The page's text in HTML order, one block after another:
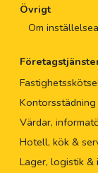
Övrigt
Om
Kontorsstädning
Värdar,
Hotell, kök &
Lager, logistik &